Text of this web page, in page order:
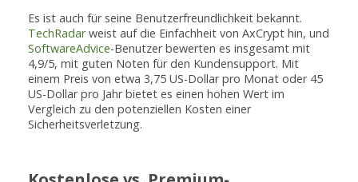
Es ist auch für seine Benutzerfreundlichkeit bekannt.
TechRadarweist auf die Einfachheit von AxCrypt hin, und
SoftwareAdvice-Benutzer bewerten es insgesamt mit
4,9/5, mit guten Noten für den Kundensupport. Mit
einem Preis von etwa 3,75 US-Dollar pro Monat oder 45
US-Dollar pro Jahr bietet es einen hohen Wert im
Vergleich zu den potenziellen Kosten einer
Sicherheitsverletzung.